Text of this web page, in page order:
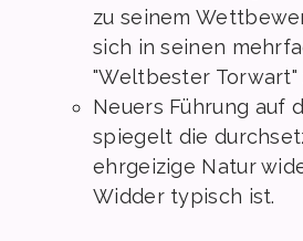
zu seinem
sich in seinen
"Weltbester Torwart"
Neuers Führung auf
spiegelt die
ehrgeizige Natur
Widder typisch ist.